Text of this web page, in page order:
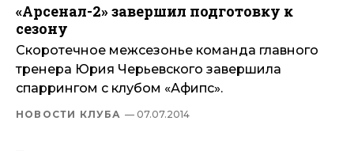
«Арсенал-2» завершил подготовку к
сезону
Скоротечное межсезонье команда главного
тренера Юрия Черьевского завершила
спаррингом с клубом «Афипс».
НОВОСТИ КЛУБА — 07.07.2014